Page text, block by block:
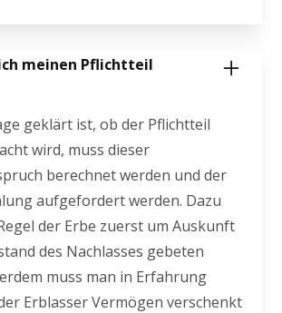
meinen Pflichtteil
geklärt ist, ob der Pflichtteil
wird, muss dieser
berechnet werden und der
aufgefordert werden. Dazu
der Erbe zuerst um Auskunft
des Nachlasses gebeten
muss man in Erfahrung
Erblasser Vermögen verschenkt